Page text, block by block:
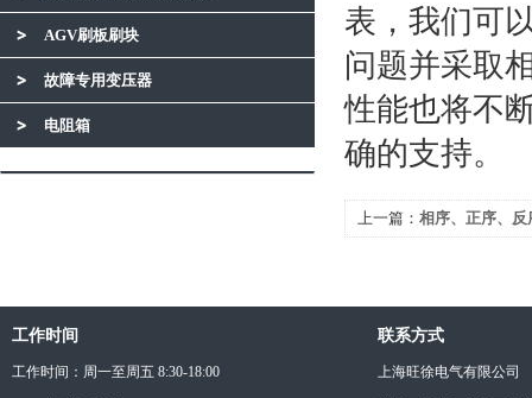
AGV刷板刷块
故障专用变压器
电阻箱
表，我们可
问题并采取
性能也将不
确的支持。
上一篇： 相序、正序、
工作时间
工作时间：周一至周五 8:30-18:00
联系方式
上海旺徐电气有限公司